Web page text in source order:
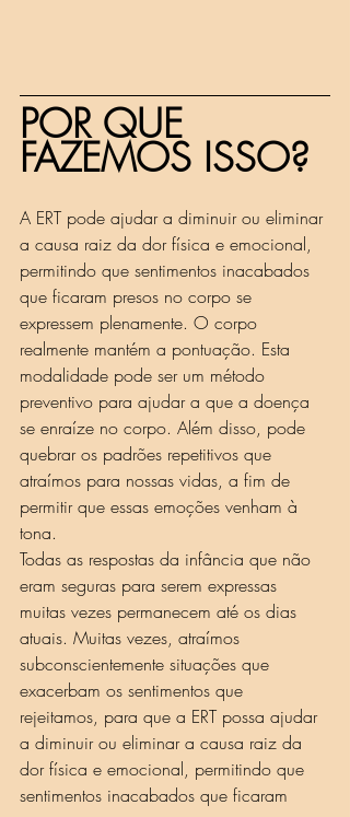
POR QUE
FAZEMOS ISSO?
A ERT pode ajudar a diminuir ou eliminar
a causa raiz da dor física e emocional,
permitindo que sentimentos inacabados
que ficaram presos no corpo se
expressem plenamente. O corpo
realmente mantém a pontuação. Esta
modalidade pode ser um método
preventivo para ajudar a que a doença
se enraíze no corpo. Além disso, pode
quebrar os padrões repetitivos que
atraímos para nossas vidas, a fim de
permitir que essas emoções venham à
tona.
Todas as respostas da infância que não
eram seguras para serem expressas
muitas vezes permanecem até os dias
atuais. Muitas vezes, atraímos
subconscientemente situações que
exacerbam os sentimentos que
rejeitamos, para que a ERT possa ajudar
a diminuir ou eliminar a causa raiz da
dor física e emocional, permitindo que
sentimentos inacabados que ficaram